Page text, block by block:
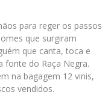
para reger os passos
que surgiram
que canta, toca e
fonte do Raça Negra.
na bagagem 12 vinis,
vendidos.